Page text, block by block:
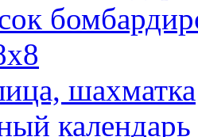
шахматка
календарь